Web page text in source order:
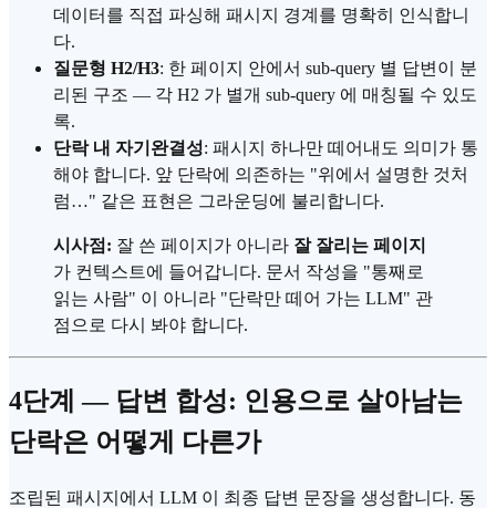
데이터를 직접 파싱해 패시지 경계를 명확히 인식합니
다.
질문형 H2/H3: 한 페이지 안에서 sub-query 별 답변이 분
리된 구조 — 각 H2 가 별개 sub-query 에 매칭될 수 있도
록.
단락 내 자기완결성: 패시지 하나만 떼어내도 의미가 통
해야 합니다. 앞 단락에 의존하는 "위에서 설명한 것처
럼…" 같은 표현은 그라운딩에 불리합니다.
시사점: 잘 쓴 페이지가 아니라 잘 잘리는 페이지
가 컨텍스트에 들어갑니다. 문서 작성을 "통째로
읽는 사람" 이 아니라 "단락만 떼어 가는 LLM" 관
점으로 다시 봐야 합니다.
4단계 — 답변 합성: 인용으로 살아남는
단락은 어떻게 다른가
조립된 패시지에서 LLM 이 최종 답변 문장을 생성합니다. 동